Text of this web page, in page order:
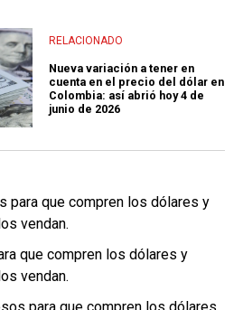
RELACIONADO
Nueva variación a tener en
cuenta en el precio del dólar en
Colombia: así abrió hoy 4 de
junio de 2026
para que compren los dólares y
vendan.
que compren los dólares y
vendan.